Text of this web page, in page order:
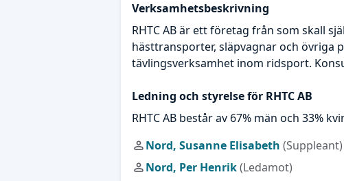
Verksamhetsbeskrivning
RHTC AB är ett företag från som skall
hästtransporter, släpvagnar och övriga
tävlingsverksamhet inom ridsport.
Ledning och styrelse för RHTC AB
RHTC AB består av 67% män och 33%
Nord, Susanne Elisabeth (Suppleant)
Nord, Per Henrik(Ledamot)